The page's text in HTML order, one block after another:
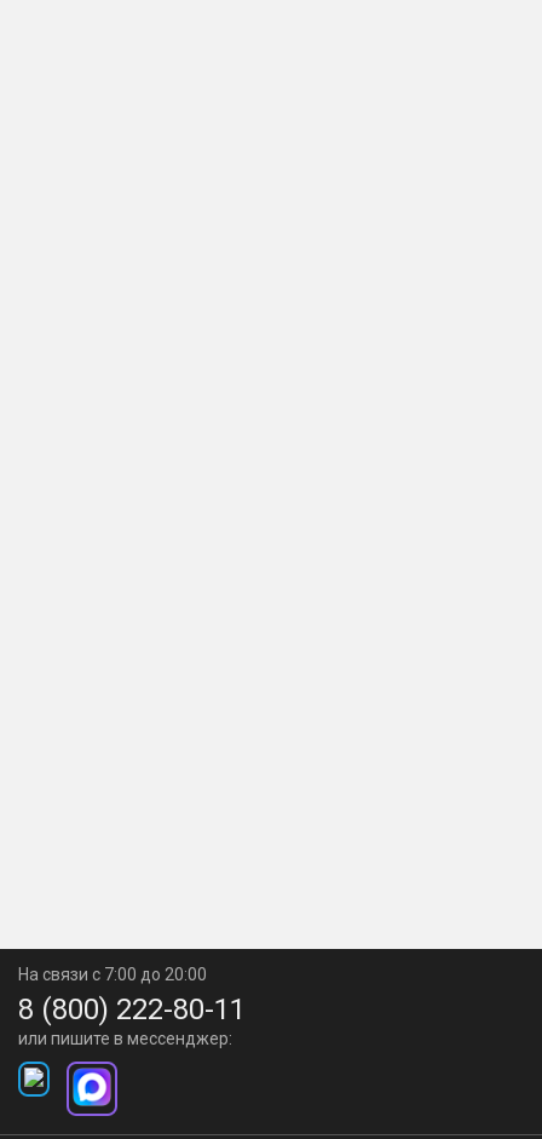
На связи с 7:00 до 20:00
8 (800) 222-80-11
или пишите в мессенджер: